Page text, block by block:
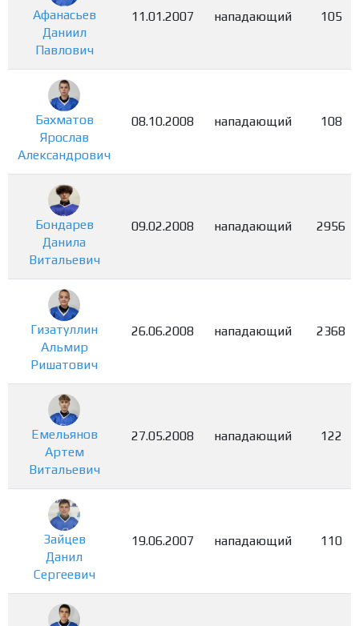
Афанасьев
Даниил
Павлович
11.01.2007 нападающий 105
Бахматов
Ярослав
Александрович
08.10.2008 нападающий 108
Бондарев
Данила
Витальевич
09.02.2008 нападающий 2956
Гизатуллин
Альмир
Ришатович
26.06.2008 нападающий 2368
Емельянов
Артем
Витальевич
27.05.2008 нападающий 122
Зайцев
Данил
Сергеевич
19.06.2007 нападающий 110